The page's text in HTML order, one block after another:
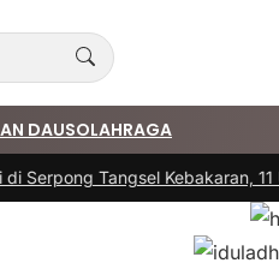
DAUSOLAHRAGA
Serpong Tangsel Kebakaran, 11